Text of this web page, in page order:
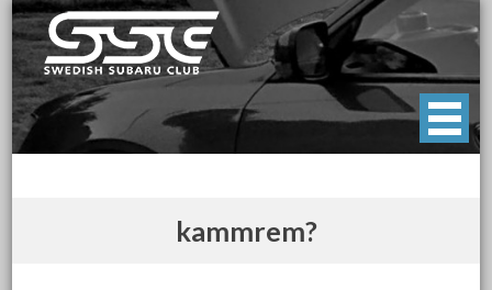
Skip
to
content
Swedish Subaru Club
För oss som älskar Subaru!
kammrem?